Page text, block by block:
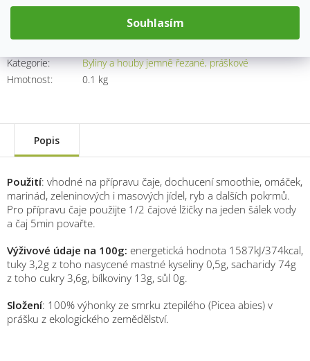
Souhlasím
Kategorie:
Byliny a houby jemně řezané, práškové
Hmotnost: 0.1 kg
Popis
Použití: vhodné na přípravu čaje, dochucení smoothie, omáček,
marinád, zeleninových i masových jídel, ryb a dalších pokrmů.
Pro přípravu čaje použijte 1/2 čajové lžičky na jeden šálek vody
a čaj 5min povařte.
Výživové údaje na 100g: energetická hodnota 1587kJ/374kcal,
tuky 3,2g z toho nasycené mastné kyseliny 0,5g, sacharidy 74g
z toho cukry 3,6g, bílkoviny 13g, sůl 0g.
Složení: 100% výhonky ze smrku ztepilého (Picea abies) v
prášku z ekologického zemědělství.